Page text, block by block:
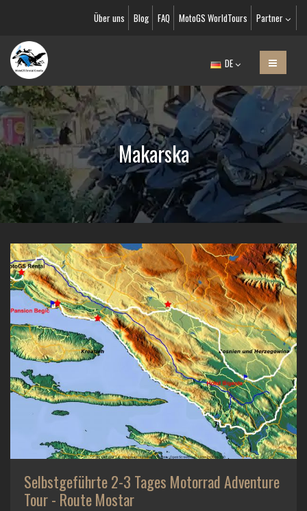
Über uns Blog FAQ MotoGS WorldTours Partner
DE
Makarska
Selbstgeführte 2-3 Tages Motorrad Adventure
Tour - Route Mostar